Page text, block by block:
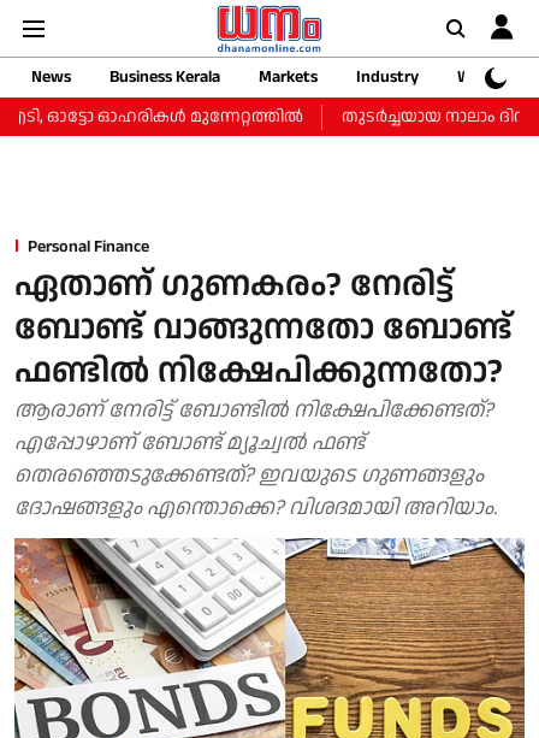
News Business Kerala Markets Industry
Web
ഓട്ടോ ഓഹരികള്‍ മുന്നേറ്റത്തില്‍
തുടർച്ചയായ നാലാം
Personal Finance
ഏതാണ് ​ഗുണകരം? നേരിട്ട്
ബോണ്ട് വാങ്ങുന്നതോ ബോണ്ട്
ഫണ്ടിൽ നിക്ഷേപിക്കുന്നതോ?
ആരാണ് നേരിട്ട് ബോണ്ടിൽ നിക്ഷേപിക്കേണ്ടത്?
എപ്പോഴാണ് ബോണ്ട് മ്യൂച്വൽ ഫണ്ട്
തെരഞ്ഞെടുക്കേണ്ടത്? ഇവയുടെ ​ഗുണങ്ങളും
ദോഷങ്ങളും എന്തൊക്കെ? വിശദമായി അറിയാം.